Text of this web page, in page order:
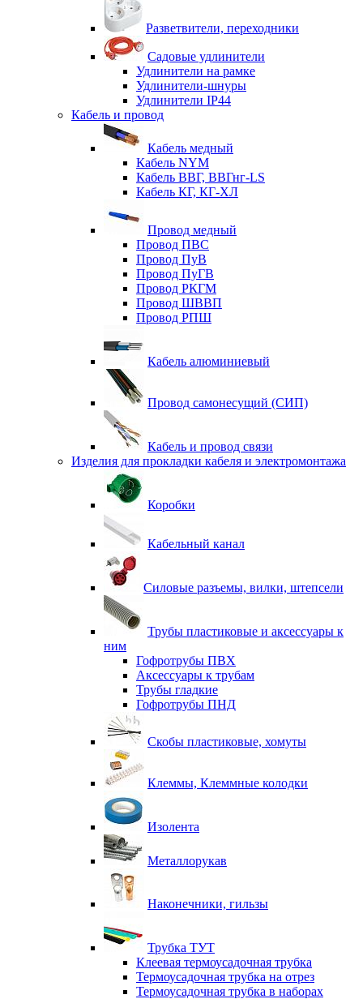
Разветвители, переходники
Садовые удлинители
Удлинители на рамке
Удлинители-шнуры
Удлинители IP44
Кабель и провод
Кабель медный
Кабель NYM
Кабель ВВГ, ВВГнг-LS
Кабель КГ, КГ-ХЛ
Провод медный
Провод ПВС
Провод ПуВ
Провод ПуГВ
Провод РКГМ
Провод ШВВП
Провод РПШ
Кабель алюминиевый
Провод самонесущий (СИП)
Кабель и провод связи
Изделия для прокладки кабеля и электромонтажа
Коробки
Кабельный канал
Силовые разъемы, вилки, штепсели
Трубы пластиковые и аксессуары к
ним
Гофротрубы ПВХ
Аксессуары к трубам
Трубы гладкие
Гофротрубы ПНД
Скобы пластиковые, хомуты
Клеммы, Клеммные колодки
Изолента
Металлорукав
Наконечники, гильзы
Трубка ТУТ
Клеевая термоусадочная трубка
Термоусадочная трубка на отрез
Термоусадочная трубка в наборах